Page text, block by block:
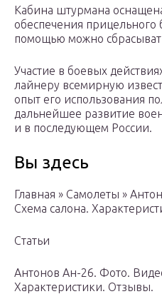
Кабина штурмана
обеспечения
помощью можно
Участие в боевых
лайнеру всемирную
опыт его использования
дальнейшее развитие
и в последующем России.
Вы здесь
Главная » Самолеты »
Схема салона.
Статьи
Антонов Ан-26. Фото.
Характеристики. Отзывы.